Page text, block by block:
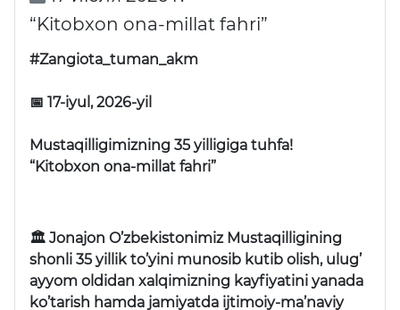
“Kitobxon ona-millat fahri”
#Zangiota_tuman_akm
📅 17-iyul, 2026-yil
Mustaqilligimizning 35 yilligiga tuhfa!
“Kitobxon ona-millat fahri”
🏛 Jonajon O’zbekistonimiz Mustaqilligining
shonli 35 yillik to’yini munosib kutib olish, ulug’
ayyom oldidan xalqimizning kayfiyatini yanada
ko’tarish hamda jamiyatda ijtimoiy-ma’naviy